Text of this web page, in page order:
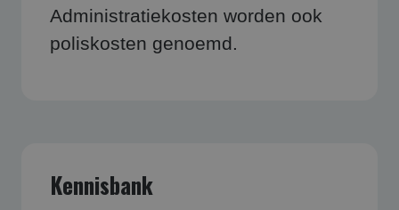
Administratiekosten worden ook
poliskosten genoemd.
Kennisbank